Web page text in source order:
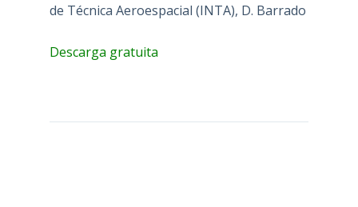
de Técnica Aeroespacial (INTA), D. Barrado
Descarga gratuita